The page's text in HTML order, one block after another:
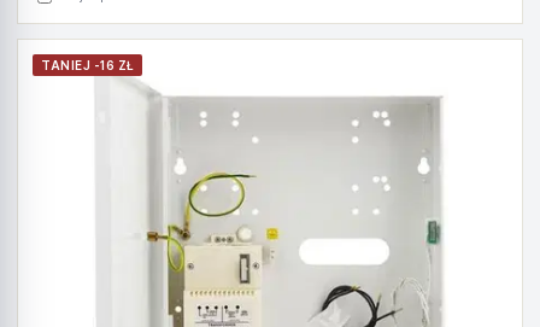
TANIEJ -16 ZŁ